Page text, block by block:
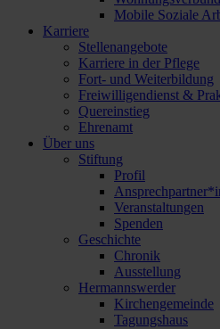
Mobile Soziale
Karriere
Stellenangebote
Karriere in der Pflege
Fort- und Weiterbildung
Freiwilligendienst &
Quereinstieg
Ehrenamt
Über uns
Stiftung
Profil
Veranstaltungen
Spenden
Geschichte
Chronik
Ausstellung
Hermannswerder
Kirchengemeinde
Tagungshaus